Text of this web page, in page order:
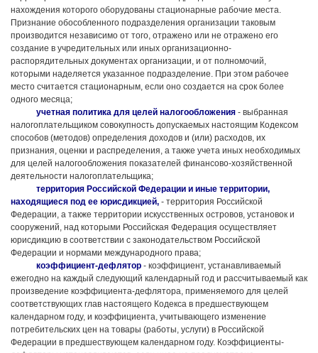
нахождения которого оборудованы стационарные рабочие места.
Признание обособленного подразделения организации таковым
производится независимо от того, отражено или не отражено его
создание в учредительных или иных организационно-
распорядительных документах организации, и от полномочий,
которыми наделяется указанное подразделение. При этом рабочее
место считается стационарным, если оно создается на срок более
одного месяца;
учетная политика для целей налогообложения - выбранная
налогоплательщиком совокупность допускаемых настоящим Кодексом
способов (методов) определения доходов и (или) расходов, их
признания, оценки и распределения, а также учета иных необходимых
для целей налогообложения показателей финансово-хозяйственной
деятельности налогоплательщика;
территория Российской Федерации и иные территории,
находящиеся под ее юрисдикцией, - территория Российской
Федерации, а также территории искусственных островов, установок и
сооружений, над которыми Российская Федерация осуществляет
юрисдикцию в соответствии с законодательством Российской
Федерации и нормами международного права;
коэффициент-дефлятор - коэффициент, устанавливаемый
ежегодно на каждый следующий календарный год и рассчитываемый как
произведение коэффициента-дефлятора, применяемого для целей
соответствующих глав настоящего Кодекса в предшествующем
календарном году, и коэффициента, учитывающего изменение
потребительских цен на товары (работы, услуги) в Российской
Федерации в предшествующем календарном году. Коэффициенты-